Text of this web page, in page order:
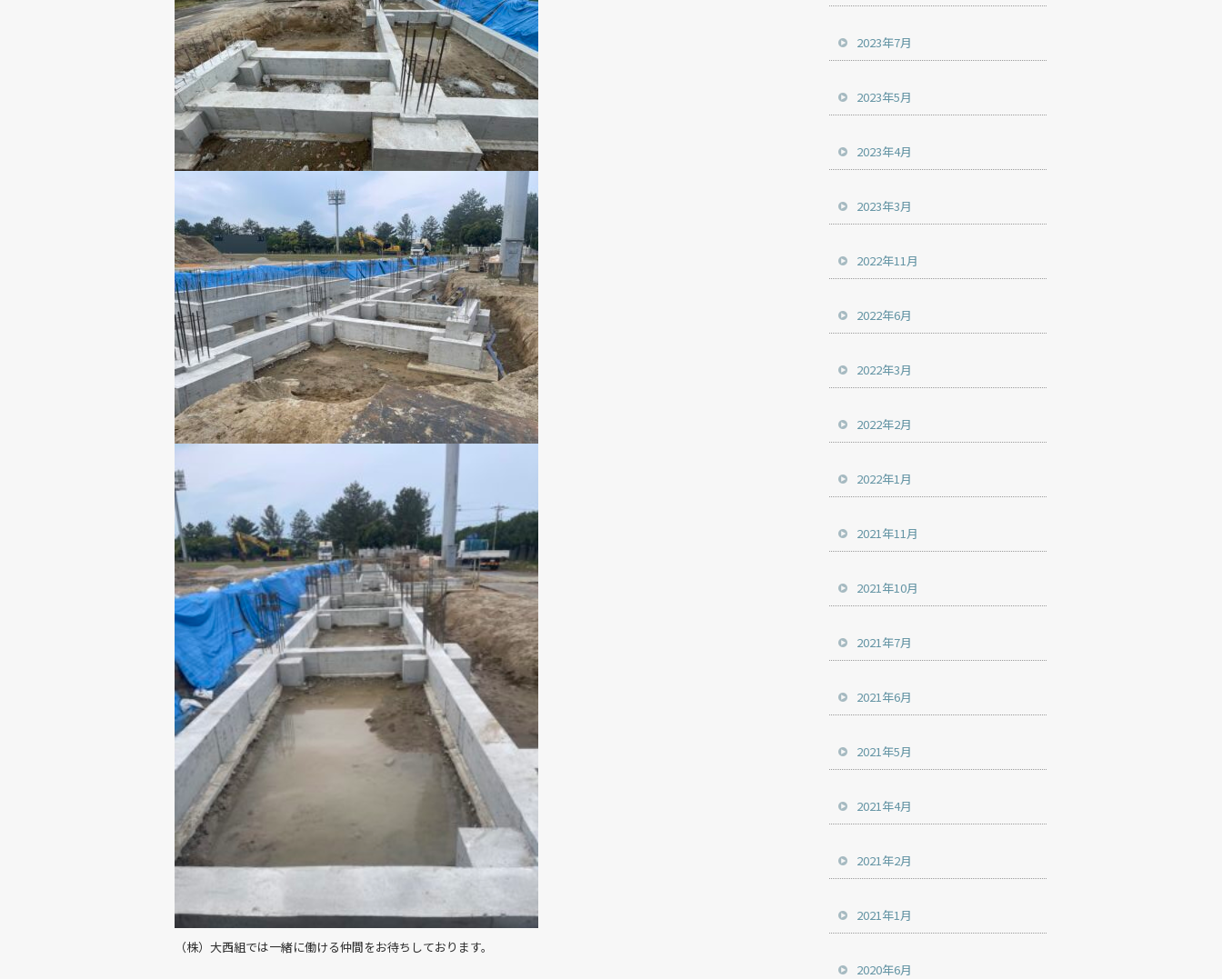
（株）大西組では一緒に働ける仲間をお待ちしております。
2023年7月
2023年5月
2023年4月
2023年3月
2022年11月
2022年6月
2022年3月
2022年2月
2022年1月
2021年11月
2021年10月
2021年7月
2021年6月
2021年5月
2021年4月
2021年2月
2021年1月
2020年6月